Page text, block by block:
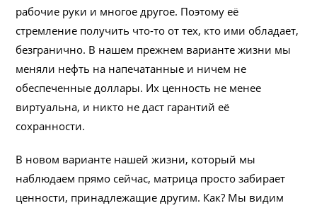
рабочие руки и многое другое. Поэтому её
стремление получить что-то от тех, кто ими обладает,
безгранично. В нашем прежнем варианте жизни мы
меняли нефть на напечатанные и ничем не
обеспеченные доллары. Их ценность не менее
виртуальна, и никто не даст гарантий её
сохранности.
В новом варианте нашей жизни, который мы
наблюдаем прямо сейчас, матрица просто забирает
ценности, принадлежащие другим. Как? Мы видим